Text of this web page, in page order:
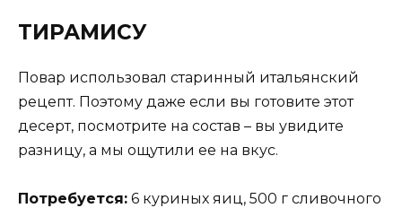
ТИРАМИСУ
Повар использовал старинный итальянский
рецепт. Поэтому даже если вы готовите этот
десерт, посмотрите на состав – вы увидите
разницу, а мы ощутили ее на вкус.
Потребуется: 6 куриных яиц, 500 г сливочного